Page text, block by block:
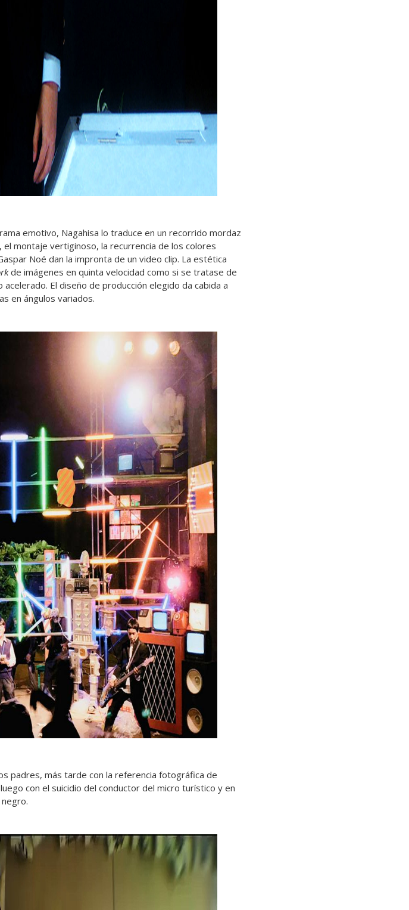
emotivo, Nagahisa lo traduce en un recorrido mordaz
montaje vertiginoso, la recurrencia de los colores
Noé dan la impronta de un video clip. La estética
de imágenes en quinta velocidad como si se tratase de
El diseño de producción elegido da cabida a
en ángulos variados.
padres, más tarde con la referencia fotográfica de
con el suicidio del conductor del micro turístico y en